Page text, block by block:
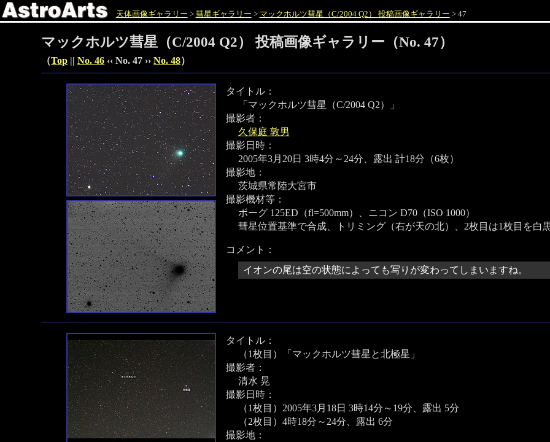
天体画像ギャラリー > 彗星ギャラリー > マックホルツ彗星（C/2004 Q2） 投稿画像ギャラリー > 47
マックホルツ彗星（C/2004 Q2） 投稿画像ギャラリー（No. 47）
（Top ||No. 46 ‹‹ No. 47 ››No. 48）
タイトル：
「マックホルツ彗星（C/2004 Q2）」
撮影者：
久保庭 敦男
撮影日時：
2005年3月20日 3時4分～24分、露出 計18分（6枚）
撮影地：
茨城県常陸大宮市
撮影機材等：
ボーグ 125ED（fl=500mm）、ニコン D70（ISO 1000）
彗星位置基準で合成、トリミング（右が天の北）、2枚目は1枚目を白
コメント：
イオンの尾は空の状態によっても写りが変わってしまいますね。
タイトル：
（1枚目）「マックホルツ彗星と北極星」
撮影者：
清水 晃
撮影日時：
（1枚目）2005年3月18日 3時14分～19分、露出 5分
（2枚目）4時18分～24分、露出 6分
撮影地：